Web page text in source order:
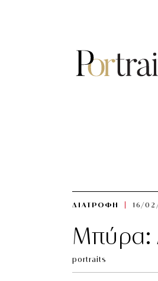
ΔΙΑΤΡΟΦΗ 16/
Μπύρα:
portraits